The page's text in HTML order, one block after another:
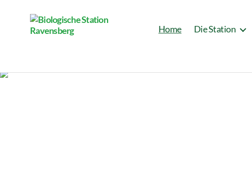
Station
Home Die Station